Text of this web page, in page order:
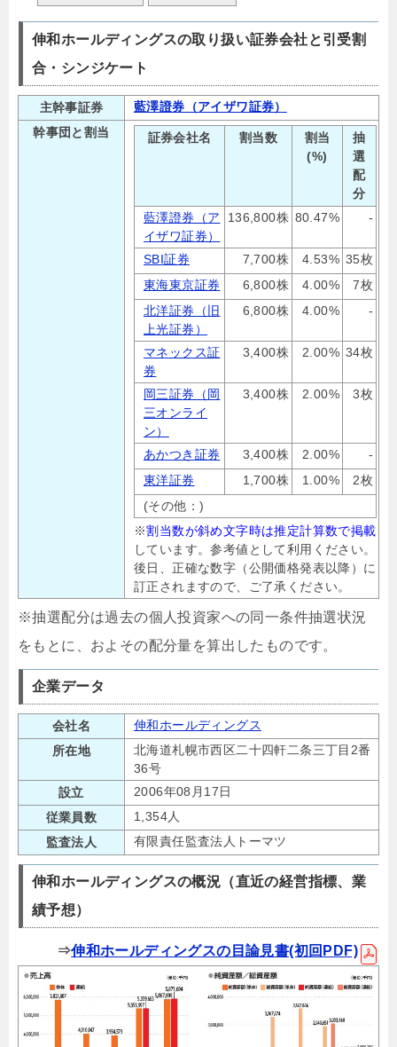
伸和ホールディングスの取り扱い証券会社と引受割
合・シンジケート
主幹事証券
藍澤證券（アイザワ証券）
幹事団と割当
証券会社名 割当数
割当
(%)
抽
選
配
分
藍澤證券（ア
イザワ証券）
136,800株 80.47% -
SBI証券 7,700株 4.53% 35枚
東海東京証券
6,800株 4.00%
7枚
北洋証券（旧
上光証券）
6,800株 4.00% -
マネックス証
券
3,400株 2.00% 34枚
岡三証券（岡
三オンライ
ン）
3,400株 2.00% 3枚
あかつき証券 3,400株 2.00%
-
東洋証券
1,700株 1.00%
2枚
(その他：)
※割当数が斜め文字時は推定計算数で掲載
しています。参考値として利用ください。
後日、正確な数字（公開価格発表以降）に
訂正されますので、ご了承ください。
※抽選配分は過去の個人投資家への同一条件抽選状況
をもとに、およその配分量を算出したものです。
企業データ
会社名
伸和ホールディングス
所在地
北海道札幌市西区二十四軒二条三丁目2番
36号
設立
2006年08月17日
従業員数
1,354人
監査法人
有限責任監査法人トーマツ
伸和ホールディングスの概況（直近の経営指標、業
績予想）
⇒伸和ホールディングスの目論見書(初回PDF)